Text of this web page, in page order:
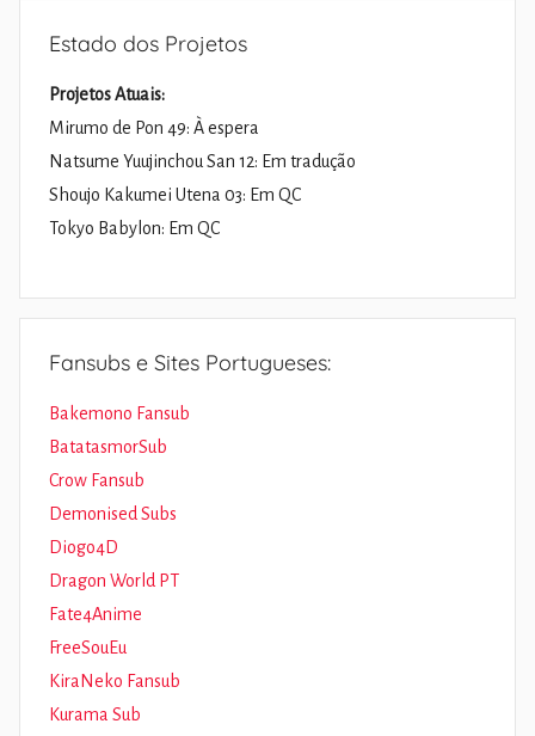
Estado dos Projetos
Projetos Atuais:
Mirumo de Pon 49: À espera
Natsume Yuujinchou San 12: Em tradução
Shoujo Kakumei Utena 03: Em QC
Tokyo Babylon: Em QC
Fansubs e Sites Portugueses:
Bakemono Fansub
BatatasmorSub
Crow Fansub
Demonised Subs
Diogo4D
Dragon World PT
Fate4Anime
FreeSouEu
KiraNeko Fansub
Kurama Sub